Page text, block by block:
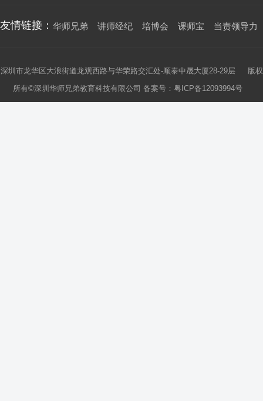
友情链接： 华师兄弟 讲师经纪 培博会 课师宝 当责领导力
深圳市龙华区大浪街道龙观西路与华荣路交汇处-顺泰中晟大厦28-29层 版权
所有©深圳华师兄弟教育科技有限公司 备案号： 粤ICP备12093994号